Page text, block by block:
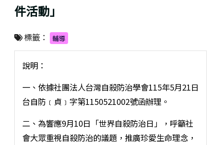
件活動」
標籤： 輔導
說明：
一、依據社團法人台灣自殺防治學會115年5月21日
台自防﹝貞﹞字第1150521002號函辦理。
二、為響應9月10日「世界自殺防治日」，呼籲社
會大眾重視自殺防治的議題，推廣珍愛生命理念，